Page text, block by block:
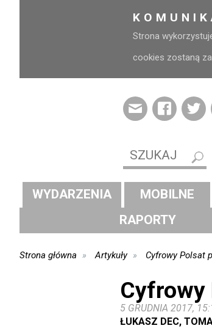
Strona
cookies zostaną
WYDARZENIA MOBILNE
RAPORTY
Strona główna Artykuły Cyfrowy Polsat
Cyfrowy
5 GRUDNIA 2017,
ŁUKASZ DEC,